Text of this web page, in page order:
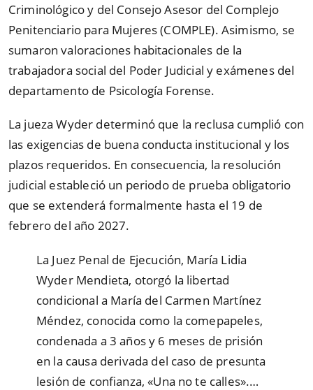
Criminológico y del Consejo Asesor del Complejo
Penitenciario para Mujeres (COMPLE). Asimismo, se
sumaron valoraciones habitacionales de la
trabajadora social del Poder Judicial y exámenes del
departamento de Psicología Forense.
La jueza Wyder determinó que la reclusa cumplió con
las exigencias de buena conducta institucional y los
plazos requeridos. En consecuencia, la resolución
judicial estableció un periodo de prueba obligatorio
que se extenderá formalmente hasta el 19 de
febrero del año 2027.
La Juez Penal de Ejecución, María Lidia
Wyder Mendieta, otorgó la libertad
condicional a María del Carmen Martínez
Méndez, conocida como la comepapeles,
condenada a 3 años y 6 meses de prisión
en la causa derivada del caso de presunta
lesión de confianza, «Una no te calles».…